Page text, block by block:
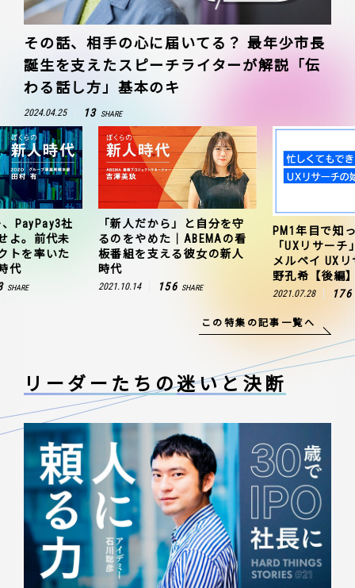
その話、相手の心に届いてる？ 最年少市長
誕生を支えたスピーチライターが解説「伝
わる話し方」基本のキ
2024.04.25 13 SHARE
PayPay3社
よ。前代未
トを率いた
代
SHARE
「新人だから」と自分を守
るのをやめた｜ABEMAの看
板番組を支える彼女の新人
時代
2021.10.14 156 SHARE
PM1年目で知
「UXリサー
メルペイ UX
野孔希【後編
2021.07.28 176
この特集の記事一覧へ
リーダーたちの迷いと決断